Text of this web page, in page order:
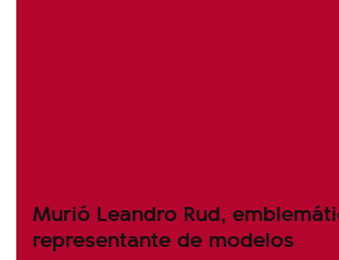
Murió Leandro Rud,
representante de modelos